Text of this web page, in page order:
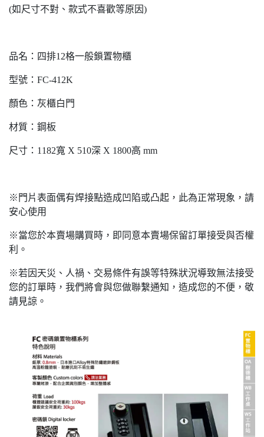
(如尺寸不對、款式不喜歡等原因)
品名：四排12格一般鎖置物櫃
型號：FC-412K
顏色：灰櫃白門
材質：鋼板
尺寸：1182寬 X 510深 X 1800高 mm
※門片表面偶有焊接點造成凹陷或凸起，此為正常現象，請
安心使用
※當您於本賣場購買時，即同意本賣場保留訂單接受與否權
利。
※若因天災、人禍、交易條件有誤等特殊狀況導致無法接受
您的訂單時，我們將會與您做聯繫通知，造成您的不便，敬
請見諒。